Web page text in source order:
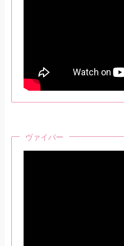
ヴァイパー